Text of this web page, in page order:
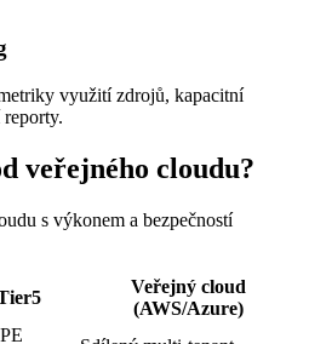
využití zdrojů, kapacitní
veřejného cloudu?
s výkonem a bezpečností
Veřejný cloud
(AWS/Azure)